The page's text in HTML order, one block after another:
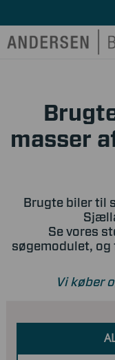
masser
Brugte biler til
Se vores
søgemodulet, og
Vi køber